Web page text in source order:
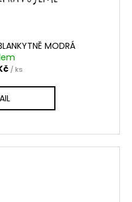
MODRÁ
/ ks